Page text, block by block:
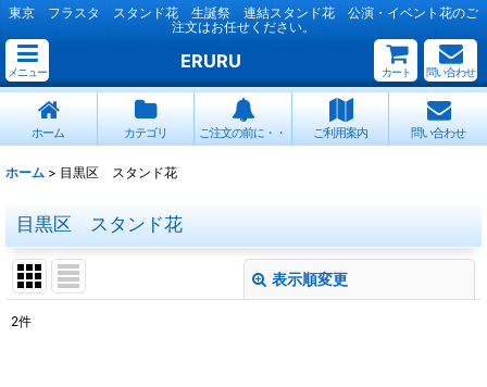
東京 フラスタ スタンド花 生誕祭 連結スタンド花 公演・イベント花のご
注文はお任せください。
メニュー
ERURU
カート 問い合わせ
ホーム カテゴリ ご注文の前に・・ ご利用案内 問い合わせ
ホーム > 目黒区 スタンド花
目黒区 スタンド花
表示順変更
2件